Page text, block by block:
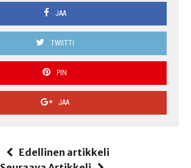
JAA
TWIITTI
PIN
JAA
Edellinen artikkeli